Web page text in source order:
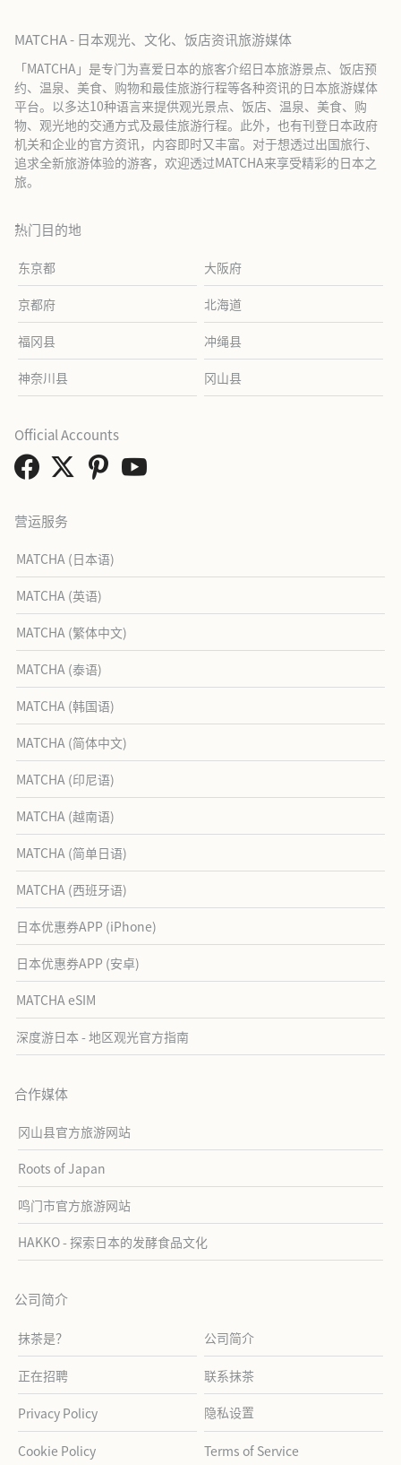
MATCHA - 日本观光、文化、饭店资讯旅游媒体
「MATCHA」是专门为喜爱日本的旅客介绍日本旅游景点、饭店预
约、温泉、美食、购物和最佳旅游行程等各种资讯的日本旅游媒体
平台。以多达10种语言来提供观光景点、饭店、温泉、美食、购
物、观光地的交通方式及最佳旅游行程。此外，也有刊登日本政府
机关和企业的官方资讯，内容即时又丰富。对于想透过出国旅行、
追求全新旅游体验的游客，欢迎透过MATCHA来享受精彩的日本之
旅。
热门目的地
东京都 大阪府
京都府 北海道
福冈县 冲绳县
神奈川县 冈山县
营运服务
MATCHA (日本语)
MATCHA (英语)
MATCHA (繁体中文)
MATCHA (泰语)
MATCHA (韩国语)
MATCHA (简体中文)
MATCHA (印尼语)
MATCHA (越南语)
MATCHA (简单日语)
MATCHA (西班牙语)
日本优惠券APP (iPhone)
日本优惠券APP (安卓)
MATCHA eSIM
深度游日本 - 地区观光官方指南
合作媒体
冈山县官方旅游网站
Roots of Japan
鸣门市官方旅游网站
HAKKO - 探索日本的发酵食品文化
公司简介
抹茶是？ 公司简介
正在招聘 联系抹茶
Privacy Policy 隐私设置
Cookie Policy Terms of Service
Official Accounts